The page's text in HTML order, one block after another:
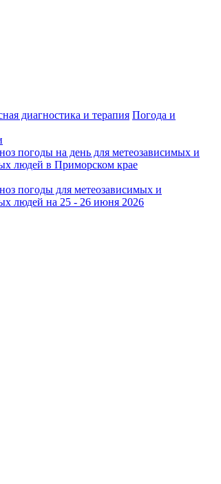
диагностика и терапия Погода и
погоды на день для метеозависимых и
людей в Приморском крае
погоды для метеозависимых и
людей на 25 - 26 июня 2026